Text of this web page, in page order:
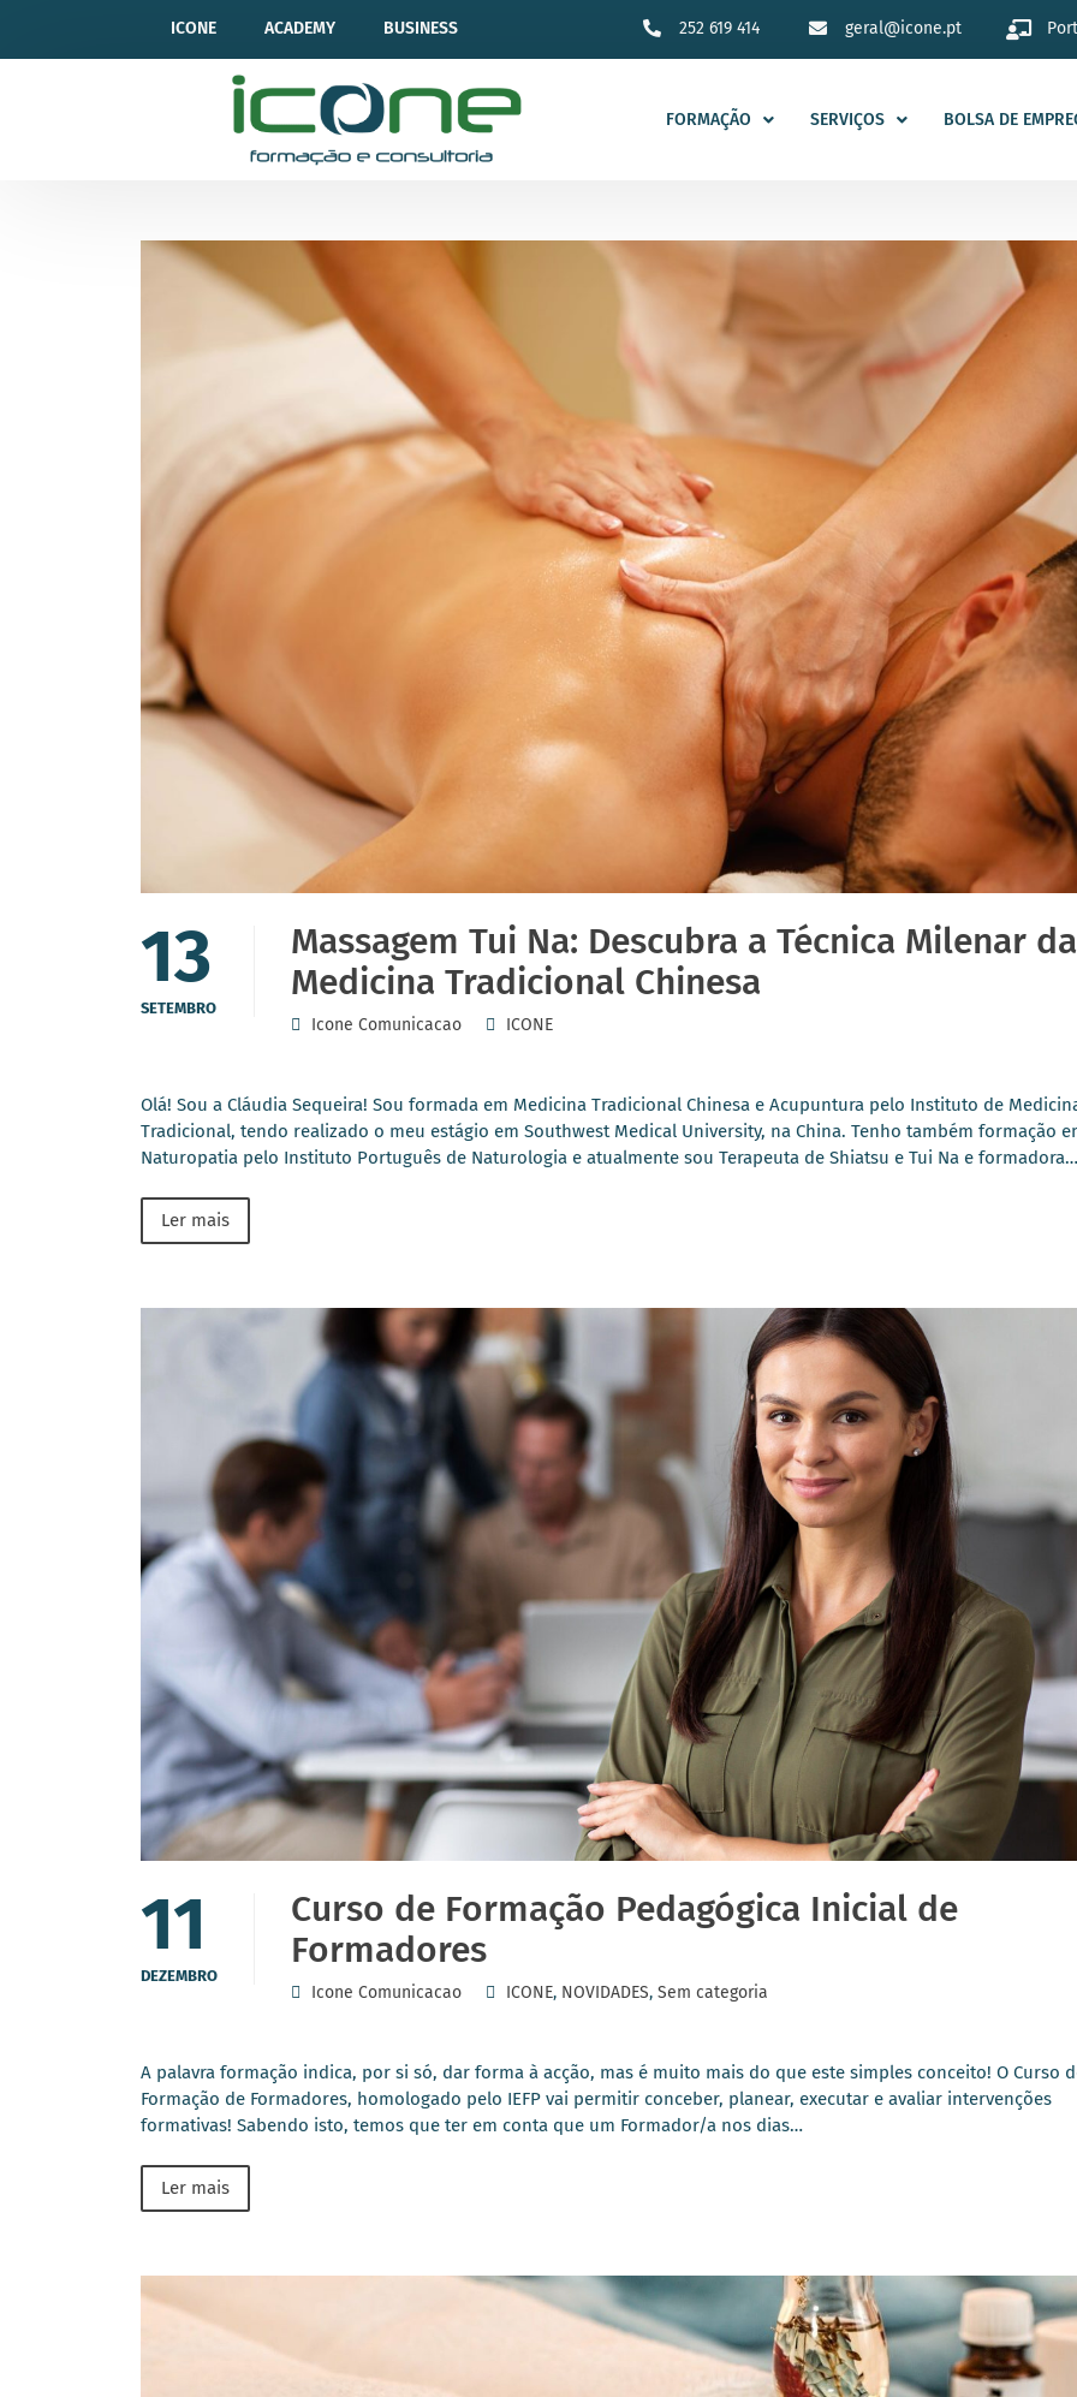
ICONE ACADEMY BUSINESS 252 619 414 geral@icone.pt
FORMAÇÃO SERVIÇOS BOLSA DE
13
SETEMBRO
Massagem Tui Na: Descubra a Técnica Milenar da
Medicina Tradicional Chinesa
Icone Comunicacao ICONE
Olá! Sou a Cláudia Sequeira! Sou formada em Medicina Tradicional Chinesa e Acupuntura pelo Instituto de
Tradicional, tendo realizado o meu estágio em Southwest Medical University, na China. Tenho também formação
Naturopatia pelo Instituto Português de Naturologia e atualmente sou Terapeuta de Shiatsu e Tui Na e formadora…
Ler mais
11
DEZEMBRO
Curso de Formação Pedagógica Inicial de
Formadores
Icone Comunicacao ICONE, NOVIDADES, Sem categoria
A palavra formação indica, por si só, dar forma à acção, mas é muito mais do que este simples conceito! O Curso
Formação de Formadores, homologado pelo IEFP vai permitir conceber, planear, executar e avaliar intervenções
formativas! Sabendo isto, temos que ter em conta que um Formador/a nos dias…
Ler mais